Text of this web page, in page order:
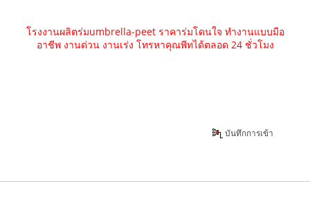
โรงงานผลิตร่มumbrella-peet ราคาร่มโดนใจ ทำงานแบบมือ
อาชีพ งานด่วน งานเร่ง โทรหาคุณพีทได้ตลอด 24 ชั่วโมง
บันทึกการเข้า